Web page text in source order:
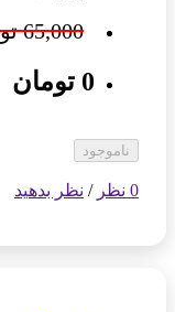
65,000 تومان
0 تومان
ناموجود
0 نظر / نظر بدهید